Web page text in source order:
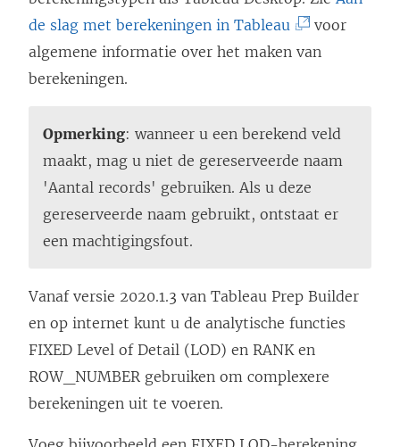
t
i
e
n
n
i
e
w
v
e
n
s
t
i
e
n
n
i
w
v
e
n
de slag met berekeningen in Tableau
L
k
w
o
r
i
n
e
e
voor
algemene informatie over het maken van
berekeningen.
Opmerking: wanneer u een berekend veld
maakt, mag u niet de gereserveerde naam
'Aantal records' gebruiken. Als u deze
gereserveerde naam gebruikt, ontstaat er
een machtigingsfout.
Vanaf versie 2020.1.3 van Tableau Prep Builder
en op internet kunt u de analytische functies
FIXED Level of Detail (LOD) en RANK en
ROW_NUMBER gebruiken om complexere
berekeningen uit te voeren.